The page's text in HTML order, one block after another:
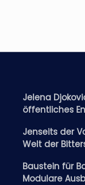
Jelena
öffentliches
Jenseits der
Welt der
Baustein für
Modulare